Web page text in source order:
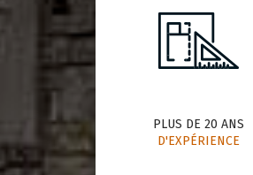
PLUS DE 20 ANS
D'EXPÉRIENCE